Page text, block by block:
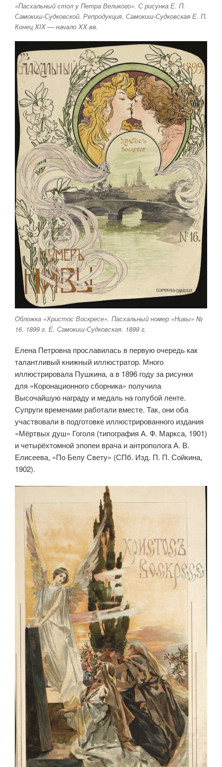
«Пасхальный стол у Петра Великого». С рисунка Е. П.
Самокиш-Судковской. Репродукция. Самокиш-Судковская Е. П.
Конец XIX — начало XX вв.
Обложка «Христос Воскресе». Пасхальный номер «Нивы» №
16, 1899 г. Е. Самокиш-Судковская. 1899 г.
Елена Петровна прославилась в первую очередь как
талантливый книжный иллюстратор. Много
иллюстрировала Пушкина, а в 1896 году за рисунки
для «Коронационного сборника» получила
Высочайшую награду и медаль на голубой ленте.
Супруги временами работали вместе. Так, они оба
участвовали в подготовке иллюстрированного издания
«Мёртвых душ» Гоголя (типография А. Ф. Маркса, 1901)
и четырёхтомной эпопеи врача и антрополога А. В.
Елисеева, «По Белу Свету» (СПб. Изд. П. П. Сойкина,
1902).